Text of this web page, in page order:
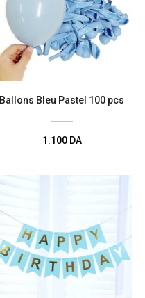
Ballons Bleu Pastel 100 pcs
1.100 DA